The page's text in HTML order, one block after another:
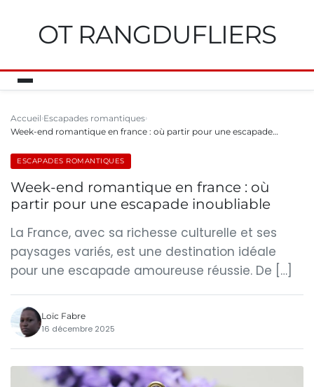
OT RANGDUFLIERS
Accueil Escapades romantiques
Week-end romantique en france : où partir pour une escapade…
ESCAPADES ROMANTIQUES
Week-end romantique en france : où
partir pour une escapade inoubliable
La France, avec sa richesse culturelle et ses
paysages variés, est une destination idéale
pour une escapade amoureuse réussie. De […]
Loïc Fabre
16 décembre 2025